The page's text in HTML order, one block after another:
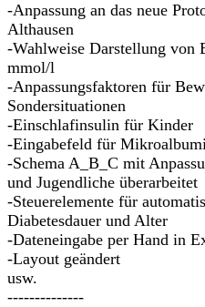
-Anpassung an das neue
Althausen
-Wahlweise Darstellung von
mmol/l
-Anpassungsfaktoren für
Sondersituationen
-Einschlafinsulin für Kinder
-Eingabefeld für
-Schema A_B_C mit
und Jugendliche überarbeitet
-Steuerelemente für
Diabetesdauer und Alter
-Dateneingabe per Hand in
-Layout geändert
usw.
--------------